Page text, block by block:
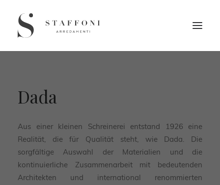
Dada
Aus einer kleinen Schreinerei entstand 1926 eine
Realität, die für Qualität steht, wie Dada. Die
sorgfältige Auswahl der Materialien und die
kontinuierliche Zusammenarbeit mit bedeutenden
Architekten und international renommierten